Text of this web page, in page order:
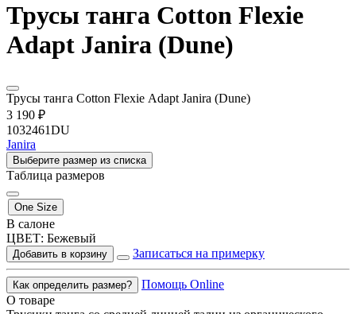
Трусы танга Cotton Flexie
Adapt Janira (Dune)
Трусы танга Cotton Flexie Adapt Janira (Dune)
3 190 ₽
1032461DU
Janira
Выберите размер из списка
Таблица размеров
One Size
В салоне
ЦВЕТ: Бежевый
Добавить в корзину Записаться на примерку
Как определить размер?
Помощь Online
О товаре